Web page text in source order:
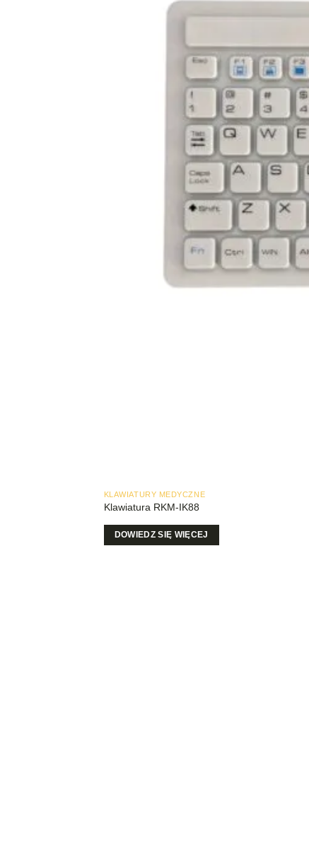
KLAWIATURY MEDYCZNE
Klawiatura RKM-IK88
DOWIEDZ SIĘ WIĘCEJ